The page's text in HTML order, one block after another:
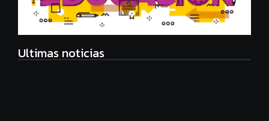
Ultimas noticias